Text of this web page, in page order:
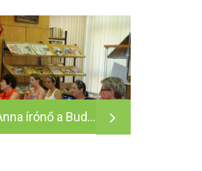
Miklya Anna írónő a Budai úti Tagkönyvtárban - 2014.06.11.